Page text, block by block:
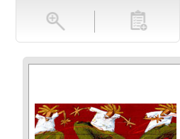
toevoegen